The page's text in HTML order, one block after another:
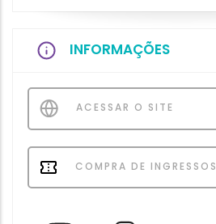
INFORMAÇÕES
ACESSAR O SITE
COMPRA DE INGRESSOS